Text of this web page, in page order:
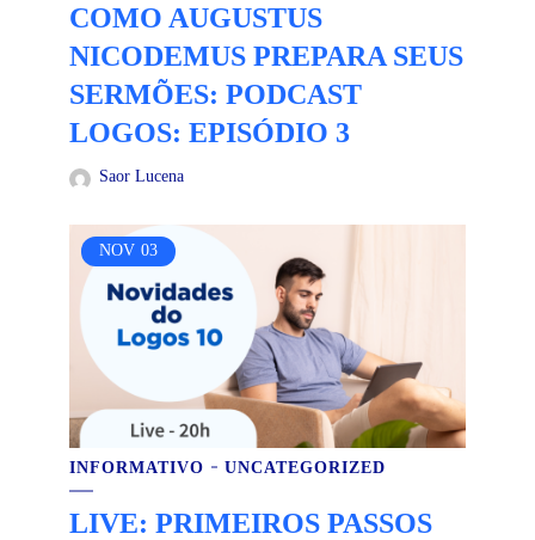
COMO AUGUSTUS
NICODEMUS PREPARA SEUS
SERMÕES: PODCAST
LOGOS: EPISÓDIO 3
Saor Lucena
NOV 03
INFORMATIVO UNCATEGORIZED
LIVE: PRIMEIROS PASSOS